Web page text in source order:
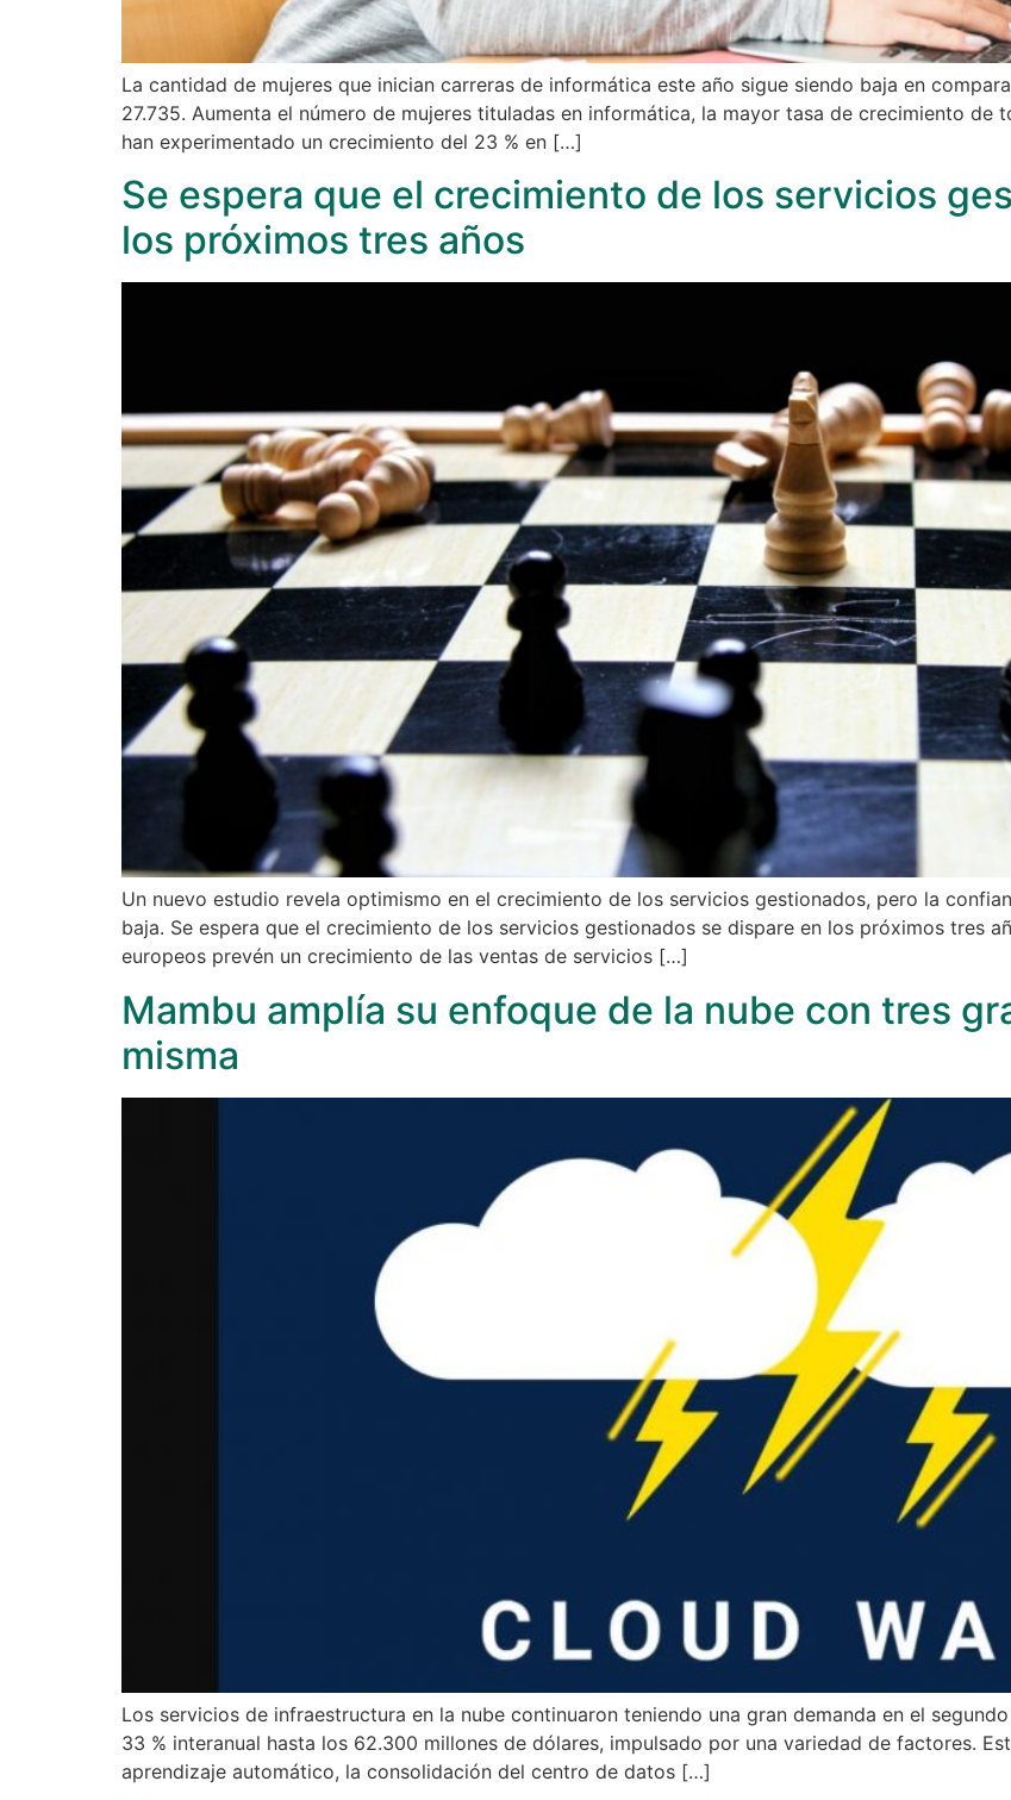
La cantidad de mujeres que inician carreras de informática este año sigue siendo baja en
27.735. Aumenta el número de mujeres tituladas en informática, la mayor tasa de crecimiento
han experimentado un crecimiento del 23 % en […]
Se espera que el crecimiento de los servicios
los próximos tres años
Un nuevo estudio revela optimismo en el crecimiento de los servicios gestionados, pero la
baja. Se espera que el crecimiento de los servicios gestionados se dispare en los próximos tres
europeos prevén un crecimiento de las ventas de servicios […]
Mambu amplía su enfoque de la nube con tres
misma
Los servicios de infraestructura en la nube continuaron teniendo una gran demanda en el
33 % interanual hasta los 62.300 millones de dólares, impulsado por una variedad de factores.
aprendizaje automático, la consolidación del centro de datos […]